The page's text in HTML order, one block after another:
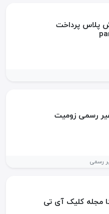
پلاس پرداخت
غیر رسمی زومیت
رسمی
مجله کلیک آی تی